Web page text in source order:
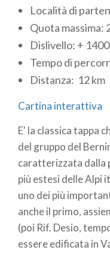
Località di
Quota massima:
Dislivello: +
Tempo di
Distanza: 12 km
Cartina interattiva
E' la classica tappa
del gruppo del
caratterizzata dalla
più estesi delle Alpi
uno dei più
anche il primo,
(poi Rif. Desio,
essere edificata in